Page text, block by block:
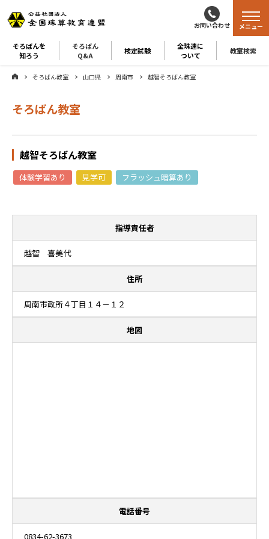
お問い合わせ
そろばんを
知ろう
そろばん
Q&A
検定試験
全珠連に
ついて
教室検索
メニュー
そろばん教室 山口県 周南市 越智そろばん教室
そろばん教室
越智そろばん教室
体験学習あり 見学可 フラッシュ暗算あり
指導責任者
越智 喜美代
住所
周南市政所４丁目１４－１２
地図
電話番号
0834-62-3673